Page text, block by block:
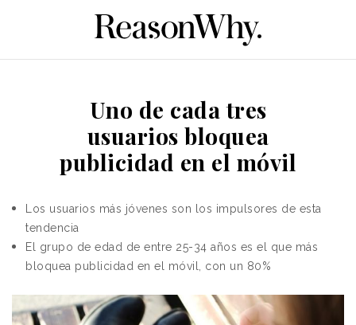
Uno de cada tres
usuarios bloquea
publicidad en el móvil
Los usuarios más jóvenes son los impulsores de esta
tendencia
El grupo de edad de entre 25-34 años es el que más
bloquea publicidad en el móvil, con un 80%